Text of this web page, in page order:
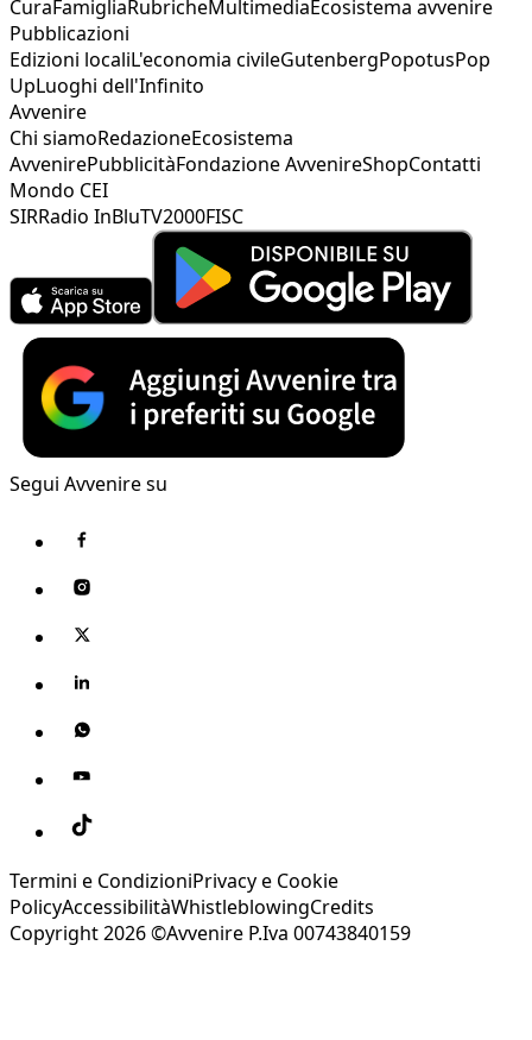
CuraFamigliaRubricheMultimediaEcosistema avvenire
Pubblicazioni
Edizioni localiL'economia civileGutenbergPopotusPop
UpLuoghi dell'Infinito
Avvenire
Chi siamoRedazioneEcosistema
AvvenirePubblicitàFondazione AvvenireShopContatti
Mondo CEI
SIRRadio InBluTV2000FISC
Segui Avvenire su
Termini e CondizioniPrivacy e Cookie
PolicyAccessibilitàWhistleblowingCredits
Copyright 2026 ©Avvenire P.Iva 00743840159